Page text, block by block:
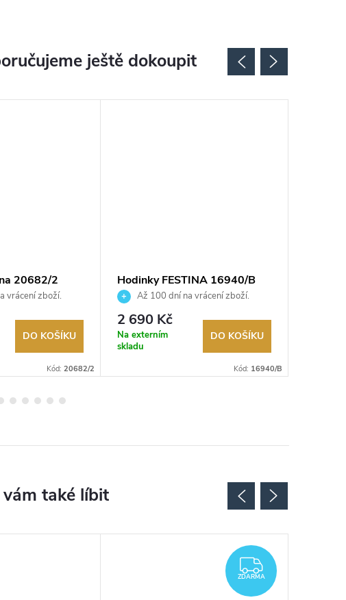
ještě dokoupit
20682/2
vrácení zboží.
DO KOŠÍKU
Kód: 20682/2
Hodinky FESTINA 16940/B
Až 100 dní na vrácení zboží.
Autorizovaný prodejce.
2 690 Kč
Na externím
skladu
DO KOŠÍKU
Kód: 16940/B
ZDARMA
ZDARMA